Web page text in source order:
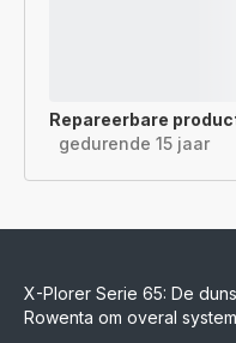
Repareerbare
gedurende 15 jaar
X-Plorer Serie 65: De
Rowenta om overal